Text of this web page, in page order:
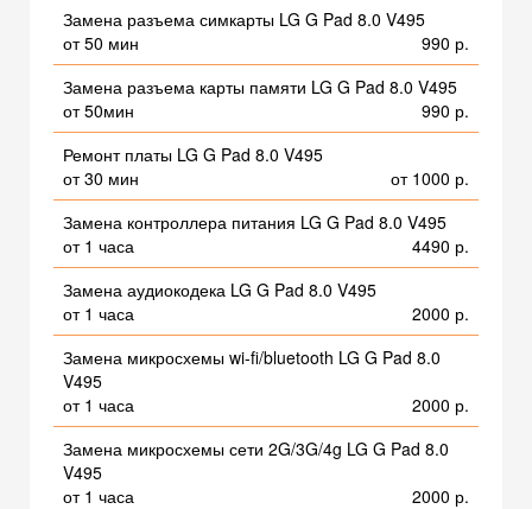
Замена разъема симкарты LG G Pad 8.0 V495
от 50 мин
990 р.
Замена разъема карты памяти LG G Pad 8.0 V495
от 50мин
990 р.
Ремонт платы LG G Pad 8.0 V495
от 30 мин
от 1000 р.
Замена контроллера питания LG G Pad 8.0 V495
от 1 часа
4490 р.
Замена аудиокодека LG G Pad 8.0 V495
от 1 часа
2000 р.
Замена микросхемы wi-fi/bluetooth LG G Pad 8.0
V495
от 1 часа
2000 р.
Замена микросхемы сети 2G/3G/4g LG G Pad 8.0
V495
от 1 часа
2000 р.